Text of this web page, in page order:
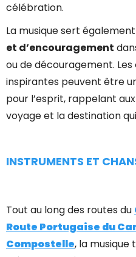
célébration.
La musique sert
et d’encouragement
ou de découragement.
inspirantes peuvent être
pour l’esprit, rappelant
voyage et la destination
INSTRUMENTS ET
Tout au long des routes du
Route Portugaise du
Compostelle, la musique